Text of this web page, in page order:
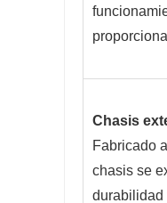
Chasis
Fabricado
chasis se
durabilidad